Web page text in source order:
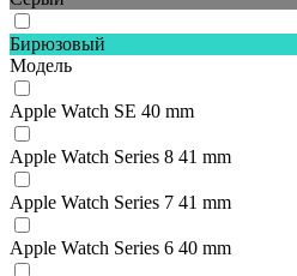
Бирюзовый
Модель
Apple Watch SE 40 mm
Apple Watch Series 8 41 mm
Apple Watch Series 7 41 mm
Apple Watch Series 6 40 mm